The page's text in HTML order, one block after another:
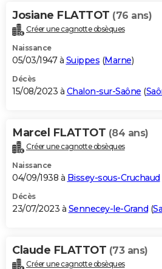
Josiane FLATTOT (76 ans)
Créer une cagnotte obsèques
Naissance
05/03/1947 à Suippes (Marne)
Décès
15/08/2023 à Chalon-sur-Saône (
Marcel FLATTOT (84 ans)
Créer une cagnotte obsèques
Naissance
04/09/1938 à Bissey-sous-Cruchaud
Décès
23/07/2023 à Sennecey-le-Grand (
Claude FLATTOT (73 ans)
Créer une cagnotte obsèques